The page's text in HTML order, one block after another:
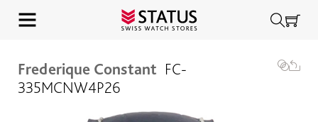
Frederique Constant FC-
335MCNW4P26